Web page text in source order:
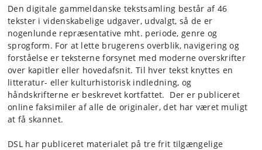
Den digitale gammeldanske tekstsamling består af 46
tekster i videnskabelige udgaver, udvalgt, så de er
nogenlunde repræsentative mht. periode, genre og
sprogform. For at lette brugerens overblik, navigering og
forståelse er teksterne forsynet med moderne overskrifter
over kapitler eller hovedafsnit. Til hver tekst knyttes en
litteratur- eller kulturhistorisk indledning, og
håndskrifterne er beskrevet kortfattet. Der er publiceret
online faksimiler af alle de originaler, det har været muligt
at få skannet.
DSL har publiceret materialet på tre frit tilgængelige